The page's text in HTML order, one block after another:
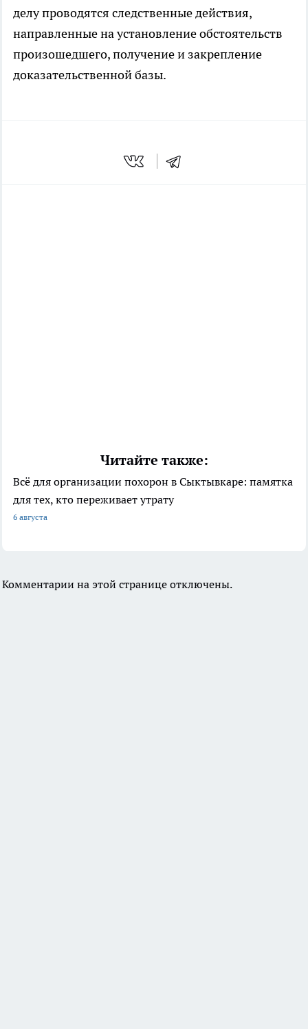
делу проводятся следственные действия,
направленные на установление обстоятельств
произошедшего, получение и закрепление
доказательственной базы.
Читайте также:
Всё для организации похорон в Сыктывкаре: памятка
для тех, кто переживает утрату
6 августа
Комментарии на этой странице отключены.